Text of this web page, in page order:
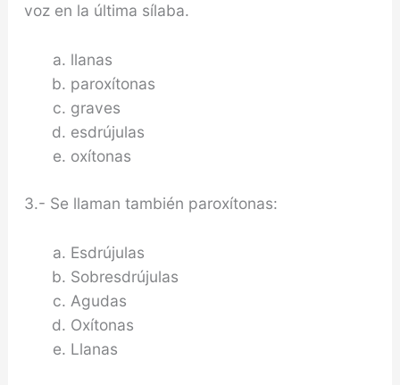
voz en la última sílaba.
llanas
paroxítonas
graves
esdrújulas
oxítonas
3.- Se llaman también paroxítonas:
Esdrújulas
Sobresdrújulas
Agudas
Oxítonas
Llanas